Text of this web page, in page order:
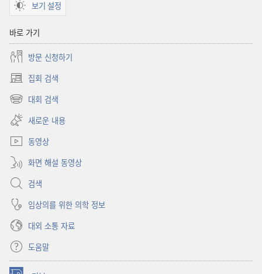
보기 설정
바로 가기
방문 신청하기
집회 검색
(새로운
창
대회 검색
(새로운
창
열기)
새로운 내용
동영상
화면 해설 동영상
검색
임상의를 위한 의학 정보
대외 소통 자료
도움말